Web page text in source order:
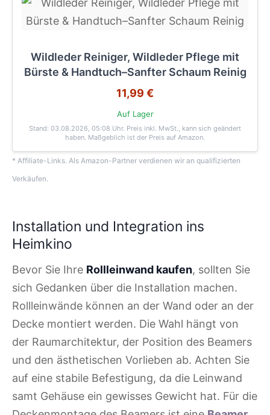
Wildleder Reiniger, Wildleder Pflege mit
Bürste & Handtuch–Sanfter Schaum Reinig
11,99 €
Auf Lager
Stand: 03.08.2026, 05:08 Uhr. Preis inkl. MwSt., kann sich geändert
haben. Maßgeblich ist der Preis auf Amazon.
* Affiliate-Links. Als Amazon-Partner verdienen wir an qualifizierten
Verkäufen.
Installation und Integration ins
Heimkino
Bevor Sie Ihre Rollleinwand kaufen, sollten Sie
sich Gedanken über die Installation machen.
Rollleinwände können an der Wand oder an der
Decke montiert werden. Die Wahl hängt von
der Raumarchitektur, der Position des Beamers
und den ästhetischen Vorlieben ab. Achten Sie
auf eine stabile Befestigung, da die Leinwand
samt Gehäuse ein gewisses Gewicht hat. Für die